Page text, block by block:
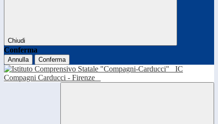
Chiudi
Conferma
Annulla Conferma
IC
Compagni Carducci - Firenze